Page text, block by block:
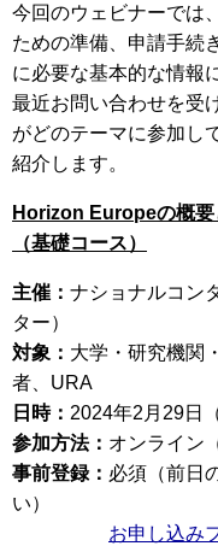
今回のウェビナーでは
ための準備、申請手続
に必要な基本的な情報
最近お問い合わせを受
がどのテーマに参加し
紹介します。
Horizon Europeの概要
（基礎コース）
主催： ナショナルコン
ター）
対象： 大学・研究機関
者、URA
日時： 2024年2月29日
参加方法： オンライン
事前登録： 必須（前日
い）
お申し込み